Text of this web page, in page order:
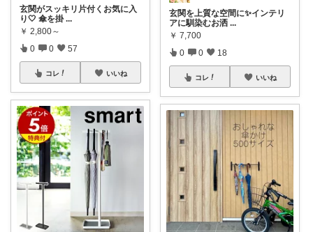
玄関がスッキリ片付くお気に入
り🤍 傘を掛 ...
￥ 2,800～
0 0 57
コレ いいね
玄関を上質な空間に✨インテリ
アに馴染むお洒 ...
￥ 7,700
0 0 18
コレ いいね